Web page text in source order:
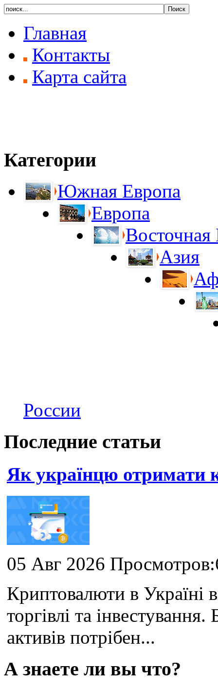
Главная
Контакты
Карта сайта
Категории
Южная Европа
Европа
Восточная
Азия
России
Последние статьи
Як українцю отримати
05 Авг 2026
Криптовалюти в Україні
торгівлі та
активів потрібен...
А знаете ли вы что?